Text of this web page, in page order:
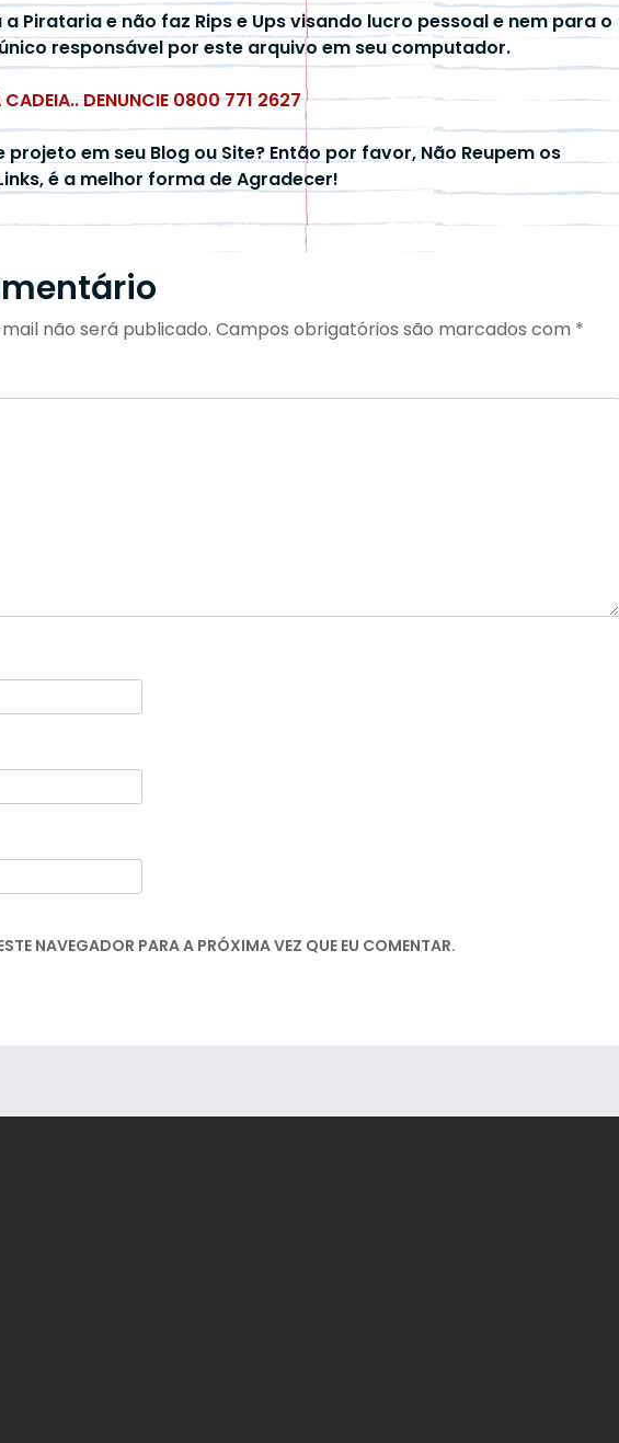
Pirataria e não faz Rips e Ups visando lucro pessoal e nem para o
responsável por este arquivo em seu computador.
CADEIA.. DENUNCIE 0800 771 2627
projeto em seu Blog ou Site? Então por favor, Não Reupem os
é a melhor forma de Agradecer!
não será publicado. Campos obrigatórios são marcados com *
NAVEGADOR PARA A PRÓXIMA VEZ QUE EU COMENTAR.